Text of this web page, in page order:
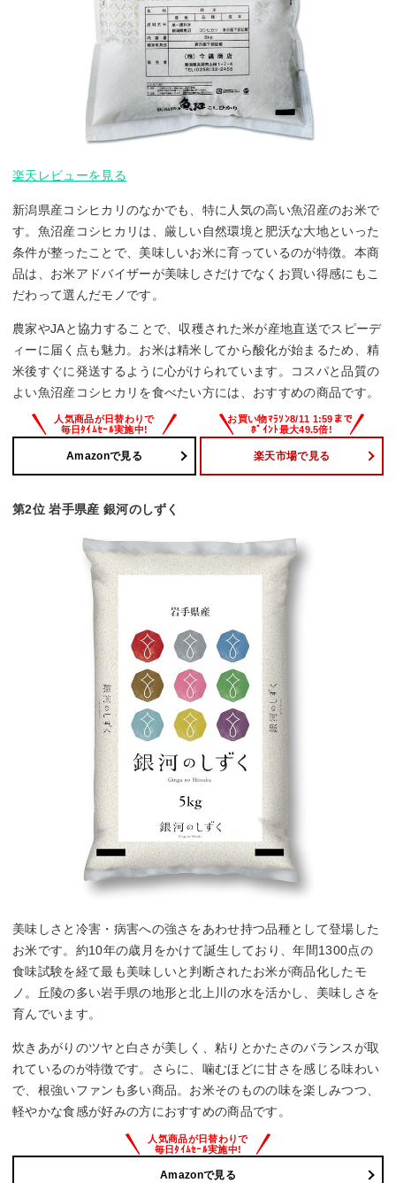
楽天レビューを見る
新潟県産コシヒカリのなかでも、特に人気の高い魚沼産のお米で
す。魚沼産コシヒカリは、厳しい自然環境と肥沃な大地といった
条件が整ったことで、美味しいお米に育っているのが特徴。本商
品は、お米アドバイザーが美味しさだけでなくお買い得感にもこ
だわって選んだモノです。
農家やJAと協力することで、収穫された米が産地直送でスピーデ
ィーに届く点も魅力。お米は精米してから酸化が始まるため、精
米後すぐに発送するように心がけられています。コスパと品質の
よい魚沼産コシヒカリを食べたい方には、おすすめの商品です。
Amazonで見る 楽天市場で見る
第2位 岩手県産 銀河のしずく
美味しさと冷害・病害への強さをあわせ持つ品種として登場した
お米です。約10年の歳月をかけて誕生しており、年間1300点の
食味試験を経て最も美味しいと判断されたお米が商品化したモ
ノ。丘陵の多い岩手県の地形と北上川の水を活かし、美味しさを
育んでいます。
炊きあがりのツヤと白さが美しく、粘りとかたさのバランスが取
れているのが特徴です。さらに、噛むほどに甘さを感じる味わい
で、根強いファンも多い商品。お米そのものの味を楽しみつつ、
軽やかな食感が好みの方におすすめの商品です。
Amazonで見る